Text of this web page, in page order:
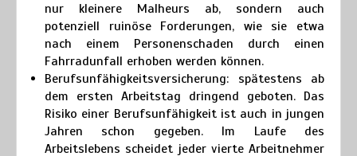
nur kleinere Malheurs ab, sondern auch
potenziell ruinöse Forderungen, wie sie etwa
nach einem Personenschaden durch einen
Fahrradunfall erhoben werden können.
Berufsunfähigkeitsversicherung: spätestens ab
dem ersten Arbeitstag dringend geboten. Das
Risiko einer Berufsunfähigkeit ist auch in jungen
Jahren schon gegeben. Im Laufe des
Arbeitslebens scheidet jeder vierte Arbeitnehmer